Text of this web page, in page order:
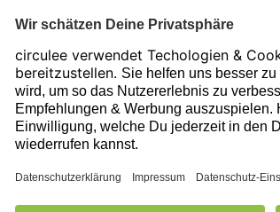
Farbe
Prozessor
Prozessor